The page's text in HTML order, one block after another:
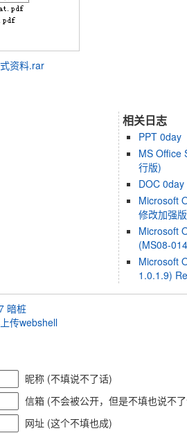
资料.rar
相关日志
PPT 0day
MS Office
行版)
DOC 0day
Microsoft
修改加强版
Microsoft
(MS08-
Microsoft
1.0.1.9)
暗桩
传webshell
昵称 (不填说不了话)
信箱 (不会被公开，但是不填也说不
网址 (这个不填也成)